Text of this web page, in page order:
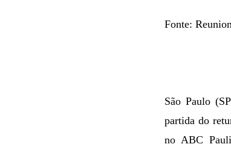
Fonte:
São Paulo
partida do
no ABC